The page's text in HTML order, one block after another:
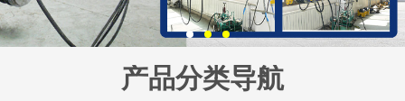
产品分类导航